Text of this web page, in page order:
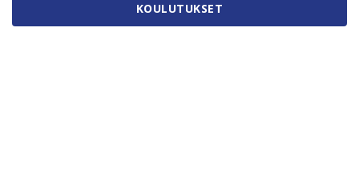
KOULUTUKSET